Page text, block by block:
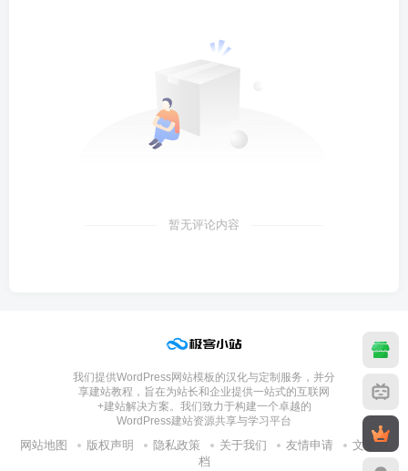
暂无评论内容
我们提供WordPress网站模板的汉化与定制服务，并分
享建站教程，旨在为站长和企业提供一站式的互联网
+建站解决方案。我们致力于构建一个卓越的
WordPress建站资源共享与学习平台
网站地图 版权声明 隐私政策 关于我们 友情申请
文章归
档